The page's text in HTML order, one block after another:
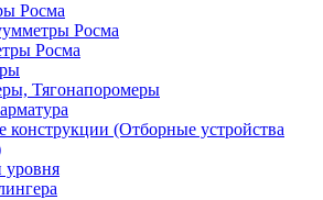
Росма
Росма
Росма
Тягонапоромеры
конструкции (Отборные устройства
уровня